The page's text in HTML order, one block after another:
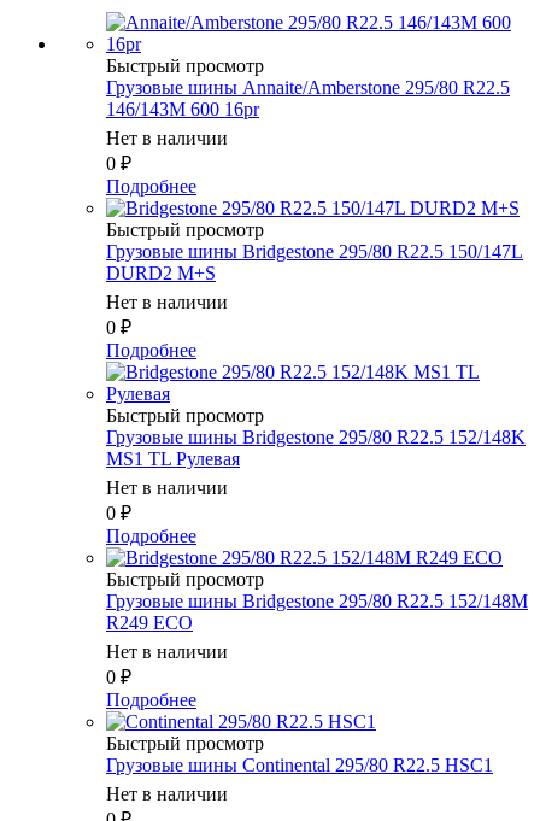
Быстрый просмотр
Грузовые шины Annaite/Amberstone 295/80 R22.5
146/143M 600 16pr
Нет в наличии
0 ₽
Подробнее
Быстрый просмотр
Грузовые шины Bridgestone 295/80 R22.5 150/147L
DURD2 M+S
Нет в наличии
0 ₽
Подробнее
Быстрый просмотр
Грузовые шины Bridgestone 295/80 R22.5 152/148K
MS1 TL Рулевая
Нет в наличии
0 ₽
Подробнее
Быстрый просмотр
Грузовые шины Bridgestone 295/80 R22.5 152/148M
R249 ECO
Нет в наличии
0 ₽
Подробнее
Быстрый просмотр
Грузовые шины Continental 295/80 R22.5 HSC1
Нет в наличии